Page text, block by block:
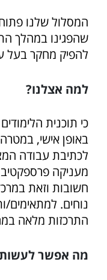
המסלול שלנו
שהפגינו במהלך
להפיק מחקר בעל
למה אצלנו?
כי תוכנית
באופן אישי,
לכתיבת עבודה
מעניקה
חשובות וזאת
נוחים.
התרכזות מלאה
מה אפשר